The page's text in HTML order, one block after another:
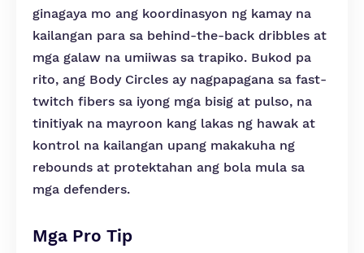
ginagaya mo ang koordinasyon ng kamay na
kailangan para sa behind-the-back dribbles at
mga galaw na umiiwas sa trapiko. Bukod pa
rito, ang Body Circles ay nagpapagana sa fast-
twitch fibers sa iyong mga bisig at pulso, na
tinitiyak na mayroon kang lakas ng hawak at
kontrol na kailangan upang makakuha ng
rebounds at protektahan ang bola mula sa
mga defenders.
Mga Pro Tip